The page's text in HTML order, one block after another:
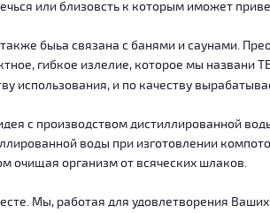
или близовсть к которым иможет
быьа связана с банями и саунами.
гибкое излелие, которое мы
использования, и по качеству
с производством дистиллированной
воды при изготовлении
очищая организм от всяческих шлаков.
Мы, работая для удовлетворения Ваших